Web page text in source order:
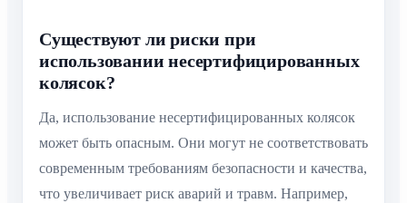
Существуют ли риски при
использовании несертифицированных
колясок?
Да, использование несертифицированных колясок
может быть опасным. Они могут не соответствовать
современным требованиям безопасности и качества,
что увеличивает риск аварий и травм. Например,